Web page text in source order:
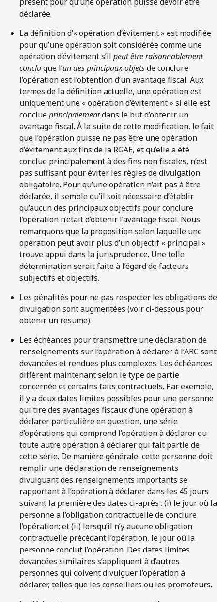
déclarée.
La définition d’« opération d’évitement » est modifiée
pour qu’une opération soit considérée comme une
opération d’évitement s’il peut être raisonnablement
concluque l’un des principaux objetsde conclure
l’opération est l’obtention d’un avantage fiscal. Aux
termes de la définition actuelle, une opération est
uniquement une « opération d’évitement » si elle est
conclueprincipalementdans le but d’obtenir un
avantage fiscal. À la suite de cette modification, le fait
que l’opération puisse ne pas être une opération
d’évitement aux fins de la RGAE, et qu’elle a été
conclue principalement à des fins non fiscales, n’est
pas suffisant pour éviter les règles de divulgation
obligatoire. Pour qu’une opération n’ait pas à être
déclarée, il semble qu’il soit nécessaire d’établir
qu’aucun des principaux objectifs pour conclure
l’opération n’était d’obtenir l’avantage fiscal. Nous
remarquons que la proposition selon laquelle une
opération peut avoir plus d’un objectif « principal »
trouve appui dans la jurisprudence. Une telle
détermination serait faite à l’égard de facteurs
subjectifs et objectifs.
Les pénalités pour ne pas respecter les obligations de
divulgation sont augmentées (voir ci-dessous pour
obtenir un résumé).
Les échéances pour transmettre une déclaration de
renseignements sur l’opération à déclarer à l’ARC sont
devancées et rendues plus complexes. Les échéances
diffèrent maintenant selon le type de partie
concernée et certains faits contractuels. Par exemple,
il y a deux dates limites possibles pour une personne
qui tire des avantages fiscaux d’une opération à
déclarer particulière en question, une série
d’opérations qui comprend l’opération à déclarer ou
toute autre opération à déclarer qui fait partie de
cette série. De manière générale, cette personne doit
remplir une déclaration de renseignements
divulguant des renseignements importants se
rapportant à l’opération à déclarer dans les 45 jours
suivant la première des dates ci-après : (i) le jour où la
personne a l’obligation contractuelle de conclure
l’opération; et (ii) lorsqu’il n’y aucune obligation
contractuelle précédant l’opération, le jour où la
personne conclut l’opération. Des dates limites
devancées similaires s’appliquent à d’autres
personnes qui doivent divulguer l’opération à
déclarer, telles que les conseillers ou les promoteurs.